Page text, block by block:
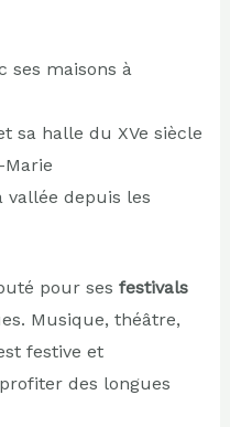
ses maisons à
sa halle du XVe siècle
Marie
vallée depuis les
pour ses festivals
Musique, théâtre,
festive et
des longues